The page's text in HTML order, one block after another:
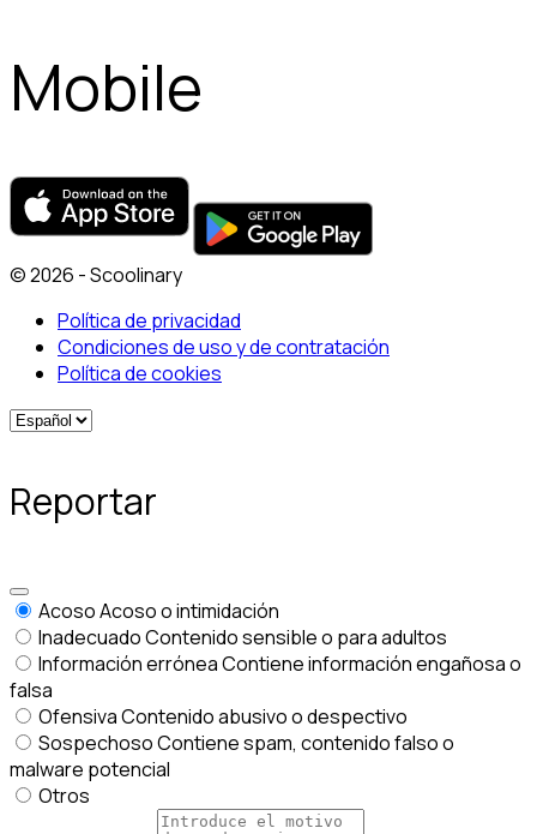
Mobile
© 2026 - Scoolinary
Política de privacidad
Condiciones de uso y de contratación
Política de cookies
Reportar
AcosoAcoso o intimidación
InadecuadoContenido sensible o para adultos
Información erróneaContiene información engañosa o
falsa
OfensivaContenido abusivo o despectivo
SospechosoContiene spam, contenido falso o
malware potencial
Otros